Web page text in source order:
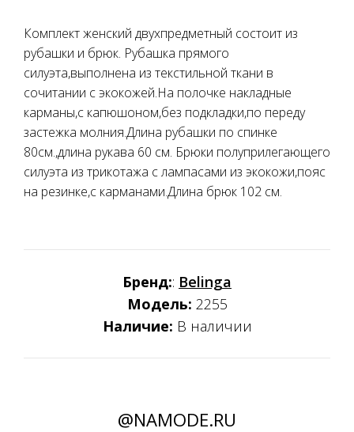
Комплект женский двухпредметный состоит из
рубашки и брюк. Рубашка прямого
силуэта,выполнена из текстильной ткани в
сочитании с экокожей.На полочке накладные
карманы,с капюшоном,без подкладки,по переду
застежка молния.Длина рубашки по спинке
80см.,длина рукава 60 см. Брюки полуприлегающего
силуэта из трикотажа с лампасами из экокожи,пояс
на резинке,с карманами.Длина брюк 102 см.
Бренд:: Belinga
Модель: 2255
Наличие: В наличии
@NAMODE.RU